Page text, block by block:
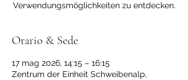
Verwendungsmöglichkeiten zu entdecken.
Orario & Sede
17 mag 2026, 14:15 – 16:15
Zentrum der Einheit Schweibenalp,